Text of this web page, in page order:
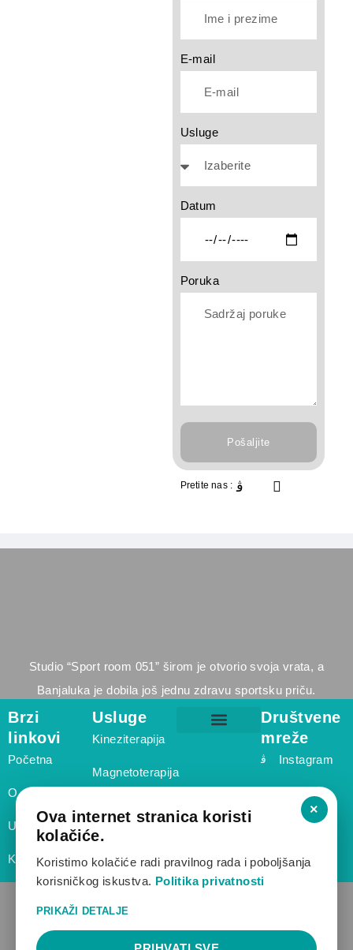
E-mail
Usluge
Datum
Poruka
Pošaljite
Pretite nas :
Studio “Sport room 051” širom je otvorio svoja vrata, a
Banjaluka je dobila još jednu zdravu sportsku priču.
Brzi
linkovi
Početna
O nama
Usluge
Kontakt
Usluge
Kineziterapija
Magnetoterapija
Shockwave
terapija
Društvene
mreže
Instagram
Politika privatnosti
informacije (Impressum)
×
Ova internet stranica koristi
kolačiće.
Koristimo kolačiće radi pravilnog rada i poboljšanja
korisničkog iskustva. Politika privatnosti
PRIKAŽI DETALJE